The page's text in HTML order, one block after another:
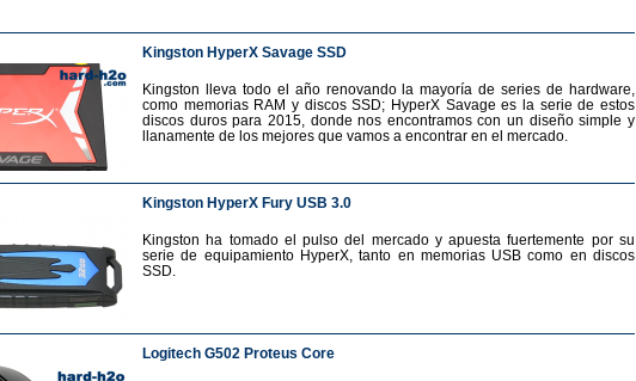
Kingston HyperX Savage SSD
Kingston lleva todo el año renovando la mayoría de series de hardware,
como memorias RAM y discos SSD; HyperX Savage es la serie de estos
discos duros para 2015, donde nos encontramos con un diseño simple y
llanamente de los mejores que vamos a encontrar en el mercado.
Kingston HyperX Fury USB 3.0
Kingston ha tomado el pulso del mercado y apuesta fuertemente por su
serie de equipamiento HyperX, tanto en memorias USB como en discos
SSD.
Logitech G502 Proteus Core